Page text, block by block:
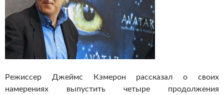
Режиссер Джеймс Кэмерон рассказал о своих
намерениях выпустить четыре продолжения